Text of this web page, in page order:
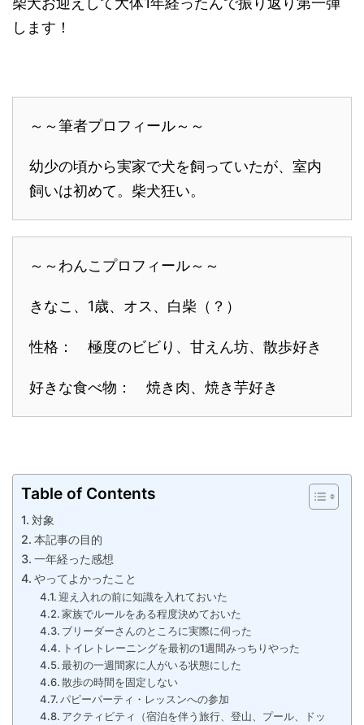
します！
～～筆者プロフィール～～
幼少の頃から実家で犬を飼っていたが、室内
飼いは初めて。柴犬狂い。
～～わんこプロフィール～～
きなこ、1歳、オス、白柴（？）
性格： 極度のビビり、甘えん坊、散歩好き
好きな食べ物： 焼き肉、焼き芋好き
Table of Contents
対象
本記事の目的
一年経った感想
やってよかったこと
迎え入れの前に知識を入れておいた
家族でルールをある程度決めておいた
ブリーダーさんのところに実際に伺った
トイレトレーニングを最初の1週間みっちりやった
最初の一週間家に人がいる状態にした
散歩の時間を固定しない
パピーパーティ・レッスンへの参加
アクティビティ（宿泊を伴う旅行、登山、プール、ドッ